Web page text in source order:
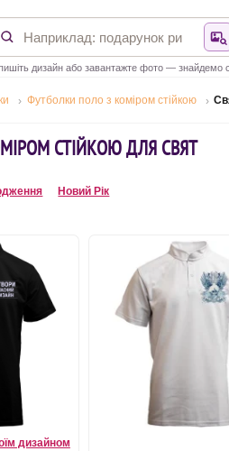
дизайн або завантажте фото — знайдемо
Футболки поло з коміром стійкою
СТІЙКОЮ ДЛЯ СВЯТ
Новий Рік
дизайном